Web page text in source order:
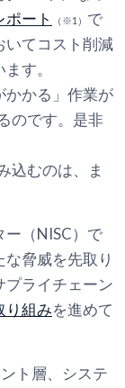
ポート （※1） で
いてコスト削減
す。
かかる」作業が
のです。是非
込むのは、ま
ー（NISC）で
脅威を先取り
プライチェーン
り組みを進めて
ト層、システ